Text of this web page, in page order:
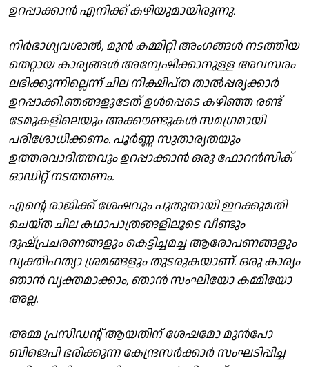
ഉറപ്പാക്കാന്‍ എനിക്ക് കഴിയുമായിരുന്നു.
നിര്‍ഭാഗ്യവശാല്‍, മുന്‍ കമ്മിറ്റി അംഗങ്ങള്‍ നടത്തിയ
തെറ്റായ കാര്യങ്ങള്‍ അന്വേഷിക്കാനുള്ള അവസരം
ലഭിക്കുന്നില്ലെന്ന് ചില നിക്ഷിപ്ത താല്‍പ്പര്യക്കാര്‍
ഉറപ്പാക്കി.ഞങ്ങളുടേത് ഉള്‍പ്പെടെ കഴിഞ്ഞ രണ്ട്
ടേമുകളിലെയും അക്കൗണ്ടുകള്‍ സമഗ്രമായി
പരിശോധിക്കണം. പൂര്‍ണ്ണ സുതാര്യതയും
ഉത്തരവാദിത്തവും ഉറപ്പാക്കാന്‍ ഒരു ഫോറന്‍സിക്
ഓഡിറ്റ് നടത്തണം.
എന്റെ രാജിക്ക് ശേഷവും പുതുതായി ഇറക്കുമതി
ചെയ്ത ചില കഥാപാത്രങ്ങളിലൂടെ വീണ്ടും
ദുഷ്പ്രചരണങ്ങളും കെട്ടിച്ചമച്ച ആരോപണങ്ങളും
വ്യക്തിഹത്യാ ശ്രമങ്ങളും തുടരുകയാണ്. ഒരു കാര്യം
ഞാന്‍ വ്യക്തമാക്കാം, ഞാന്‍ സംഘിയോ കമ്മിയോ
അല്ല.
അമ്മ പ്രസിഡന്റ് ആയതിന് ശേഷമോ മുന്‍പോ
ബിജെപി ഭരിക്കുന്ന കേന്ദ്രസര്‍ക്കാര്‍ സംഘടിപ്പിച്ച